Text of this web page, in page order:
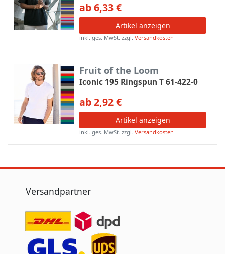
ab 6,33 €
Artikel anzeigen
inkl. ges. MwSt. zzgl.Versandkosten
Fruit of the Loom
Iconic 195 Ringspun T 61-422-0
ab 2,92 €
Artikel anzeigen
inkl. ges. MwSt. zzgl.Versandkosten
Versandpartner